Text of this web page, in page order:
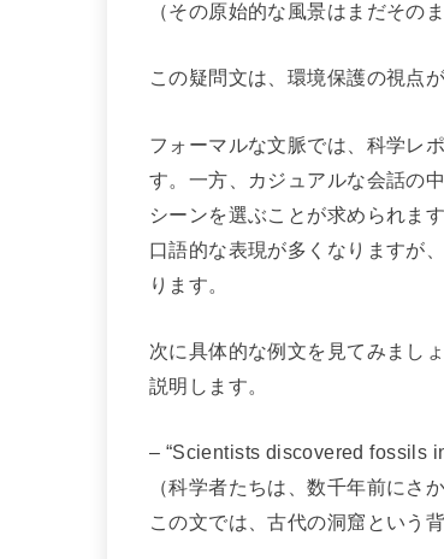
（その原始的な風景はまだその
この疑問文は、環境保護の視点
フォーマルな文脈では、科学レ
す。一方、カジュアルな会話の
シーンを選ぶことが求められま
口語的な表現が多くなりますが
ります。
次に具体的な例文を見てみまし
説明します。
– “Scientists discovered fossils
（科学者たちは、数千年前にさ
この文では、古代の洞窟という